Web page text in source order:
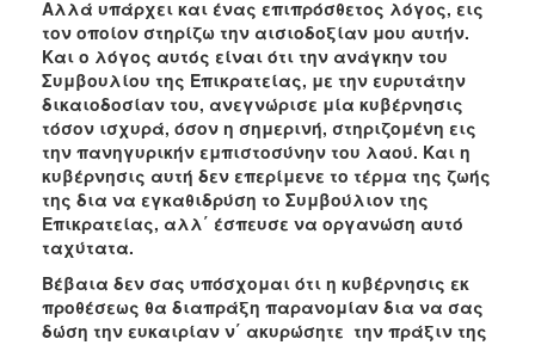
Αλλά υπάρχει και ένας επιπρόσθετος λόγος, εις
τον οποίον στηρίζω την αισιοδοξίαν μου αυτήν.
Και ο λόγος αυτός είναι ότι την ανάγκην του
Συμβουλίου της Επικρατείας, με την ευρυτάτην
δικαιοδοσίαν του, ανεγνώρισε μία κυβέρνησις
τόσον ισχυρά, όσον η σημερινή, στηριζομένη εις
την πανηγυρικήν εμπιστοσύνην του λαού. Και η
κυβέρνησις αυτή δεν επερίμενε το τέρμα της ζωής
της δια να εγκαθιδρύση το Συμβούλιον της
Επικρατείας, αλλ΄ έσπευσε να οργανώση αυτό
ταχύτατα.
Βέβαια δεν σας υπόσχομαι ότι η κυβέρνησις εκ
προθέσεως θα διαπράξη παρανομίαν δια να σας
δώση την ευκαιρίαν ν΄ ακυρώσητε την πράξιν της